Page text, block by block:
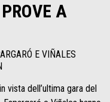
A
E VIÑALES
vista dell’ultima gara del